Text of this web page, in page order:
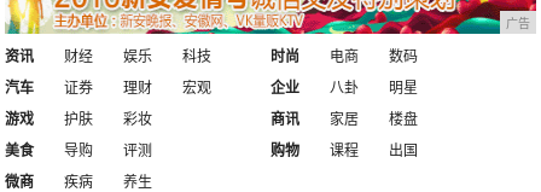
广告
资讯 财经 娱乐
科技
汽车
证券 理财 宏观
时尚 电商
数码
企业
八卦
明星
游戏
护肤
彩妆
美食
导购 评测
商讯 家居
楼盘
购物
课程
出国
微商
疾病
养生